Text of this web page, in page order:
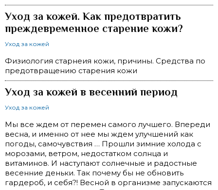
Уход за кожей. Как предотвратить
преждевременное старение кожи?
Уход за кожей
Физиология старнеия кожи, причины. Средства по
предотвращению старения кожи
Уход за кожей в весенний период
Уход за кожей
Мы все ждем от перемен самого лучшего. Впереди
весна, и именно от нее мы ждем улучшений как
погоды, самочувствия … Прошли зимние холода с
морозами, ветром, недостатком солнца и
витаминов. И наступают солнечные и радостные
весенние деньки. Так почему бы не обновить
гардероб, и себя?! Весной в организме запускаются